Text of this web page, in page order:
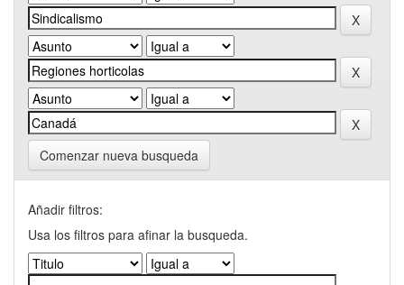
Comenzar nueva busqueda
Añadir filtros:
Usa los filtros para afinar la busqueda.